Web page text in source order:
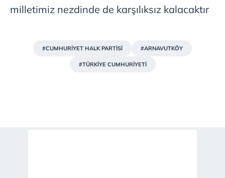
milletimiz nezdinde de karşılıksız kalacaktır
#CUMHURİYET HALK PARTİSİ #ARNAVUTKÖY
#TÜRKİYE CUMHURİYETİ